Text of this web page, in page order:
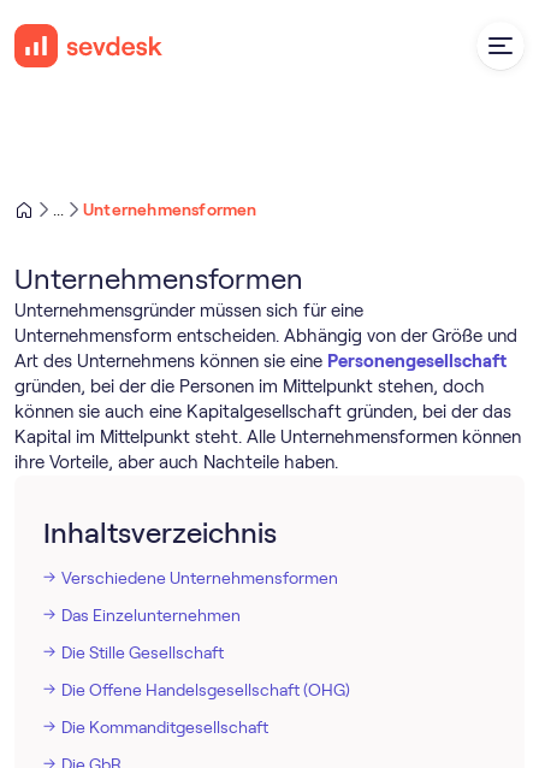
Unternehmensformen
Unternehmensformen
Unternehmensgründer müssen sich für eine
Unternehmensform entscheiden. Abhängig von der Größe und
Art des Unternehmens können sie eine Personengesellschaft
gründen, bei der die Personen im Mittelpunkt stehen, doch
können sie auch eine Kapitalgesellschaft gründen, bei der das
Kapital im Mittelpunkt steht. Alle Unternehmensformen können
ihre Vorteile, aber auch Nachteile haben.
Inhaltsverzeichnis
Verschiedene Unternehmensformen
Das Einzelunternehmen
Die Stille Gesellschaft
Die Offene Handelsgesellschaft (OHG)
Die Kommanditgesellschaft